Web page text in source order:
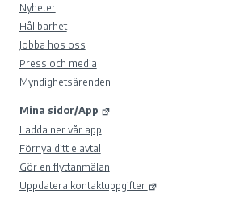
Nyheter
Hållbarhet
Jobba hos oss
Press och media
Myndighetsärenden
Mina sidor/App
Ladda ner vår app
Förnya ditt elavtal
Gör en flyttanmälan
Uppdatera kontaktuppgifter